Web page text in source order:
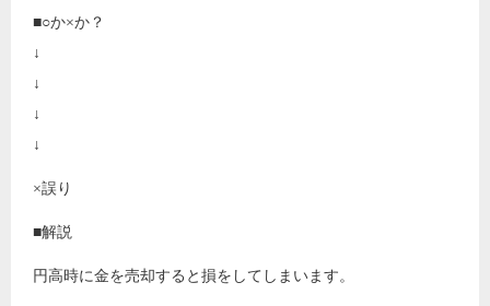
■○か×か？
↓
↓
↓
↓
×誤り
■解説
円高時に金を売却すると損をしてしまいます。